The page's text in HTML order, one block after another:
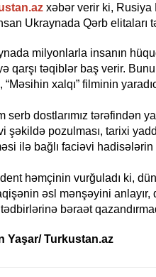
xəbər verir ki, Rusiya
Ukraynada Qərb elitaları
milyonlarla insanın
qarşı təqiblər baş verir.
“Məsihin xalqı” filminin
serb dostlarımız tərəfindən
şəkildə pozulması, tarixi
ilə bağlı faciəvi
həmçinin vurğuladı ki,
əsl mənşəyini
bəraət
Yaşar/ Turkustan.az